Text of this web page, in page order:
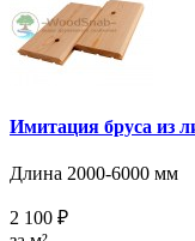
Имитация бруса из
Длина 2000-6000 мм
2 100 ₽